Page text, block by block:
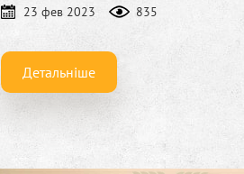
23 фев 2023 835
Детальніше